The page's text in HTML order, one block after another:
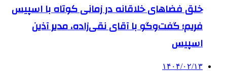
خلق فضاهای خلاقانه در زمانی کوتاه با اسپیس
فریم؛ گفت‌وگو با آقای نقی‌زاده، مدیر آذین
اسپیس
۱۴۰۴/۰۲/۱۳